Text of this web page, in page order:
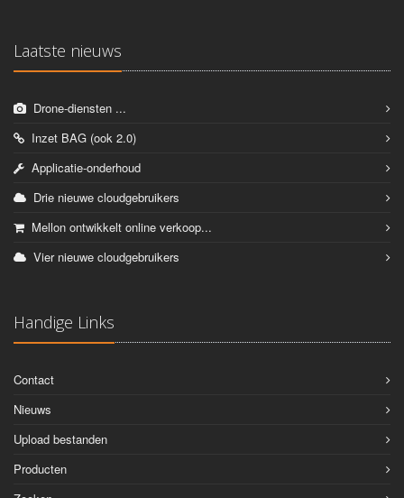
Laatste nieuws
Drone-diensten ...
Inzet BAG (ook 2.0)
Applicatie-onderhoud
Drie nieuwe cloudgebruikers
Mellon ontwikkelt online verkoop...
Vier nieuwe cloudgebruikers
Handige Links
Contact
Nieuws
Upload bestanden
Producten